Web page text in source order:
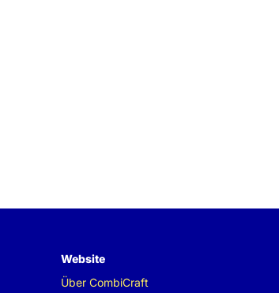
Website
Über CombiCraft